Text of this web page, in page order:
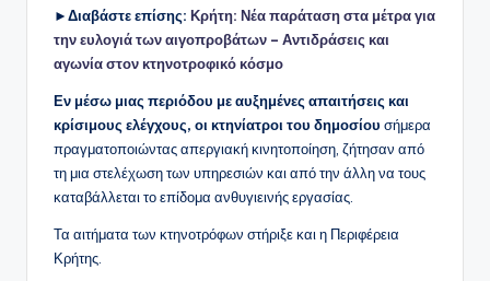
►Διαβάστε επίσης: Κρήτη: Νέα παράταση στα μέτρα για
την ευλογιά των αιγοπροβάτων – Αντιδράσεις και
αγωνία στον κτηνοτροφικό κόσμο
Εν μέσω μιας περιόδου με αυξημένες απαιτήσεις και
κρίσιμους ελέγχους, οι κτηνίατροι του δημοσίου σήμερα
πραγματοποιώντας απεργιακή κινητοποίηση, ζήτησαν από
τη μια στελέχωση των υπηρεσιών και από την άλλη να τους
καταβάλλεται το επίδομα ανθυγιεινής εργασίας.
Τα αιτήματα των κτηνοτρόφων στήριξε και η Περιφέρεια
Κρήτης.